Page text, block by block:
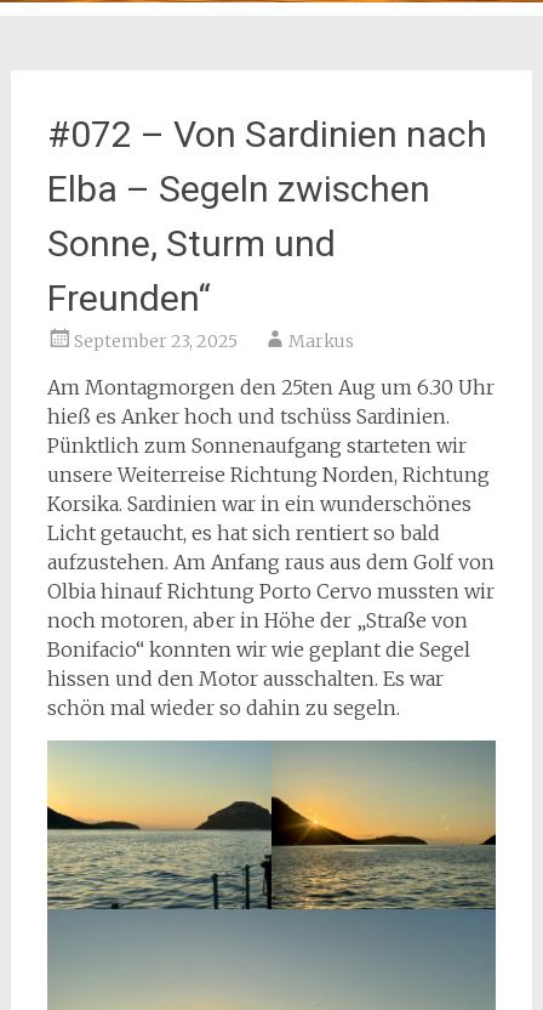
#072 – Von Sardinien nach
Elba – Segeln zwischen
Sonne, Sturm und
Freunden“
September 23, 2025 Markus
Am Montagmorgen den 25ten Aug um 6.30 Uhr
hieß es Anker hoch und tschüss Sardinien.
Pünktlich zum Sonnenaufgang starteten wir
unsere Weiterreise Richtung Norden, Richtung
Korsika. Sardinien war in ein wunderschönes
Licht getaucht, es hat sich rentiert so bald
aufzustehen. Am Anfang raus aus dem Golf von
Olbia hinauf Richtung Porto Cervo mussten wir
noch motoren, aber in Höhe der „Straße von
Bonifacio“ konnten wir wie geplant die Segel
hissen und den Motor ausschalten. Es war
schön mal wieder so dahin zu segeln.